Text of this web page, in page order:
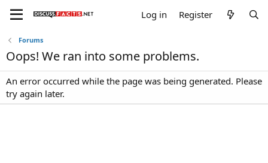
Log in Register
Forums
Oops! We ran into some problems.
An error occurred while the page was being generated. Please
try again later.